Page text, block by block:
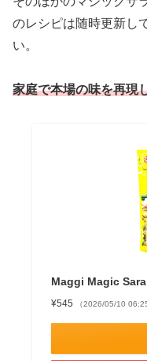
のレシピは随時更新し
い。
家庭で本場の味を再現
Maggi Magic
¥545 （2026/05/10